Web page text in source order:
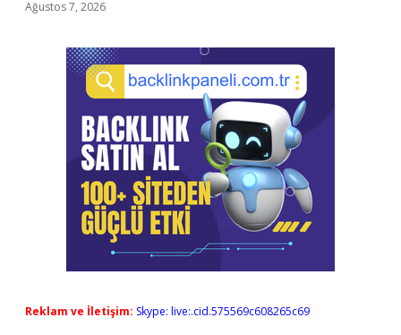
Ağustos 7, 2026
Reklam ve İletişim: Skype: live:.cid.575569c608265c69